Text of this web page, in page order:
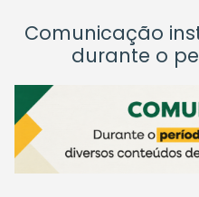
Comunicação
durante o